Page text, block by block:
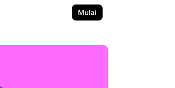
Mulai